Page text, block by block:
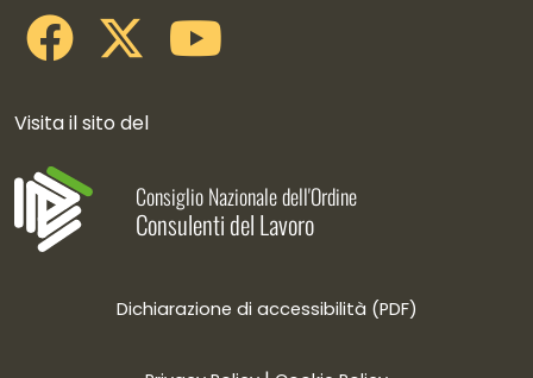
Visita il sito del
Consiglio Nazionale dell'Ordine
Consulenti del Lavoro
Dichiarazione di accessibilità (PDF)